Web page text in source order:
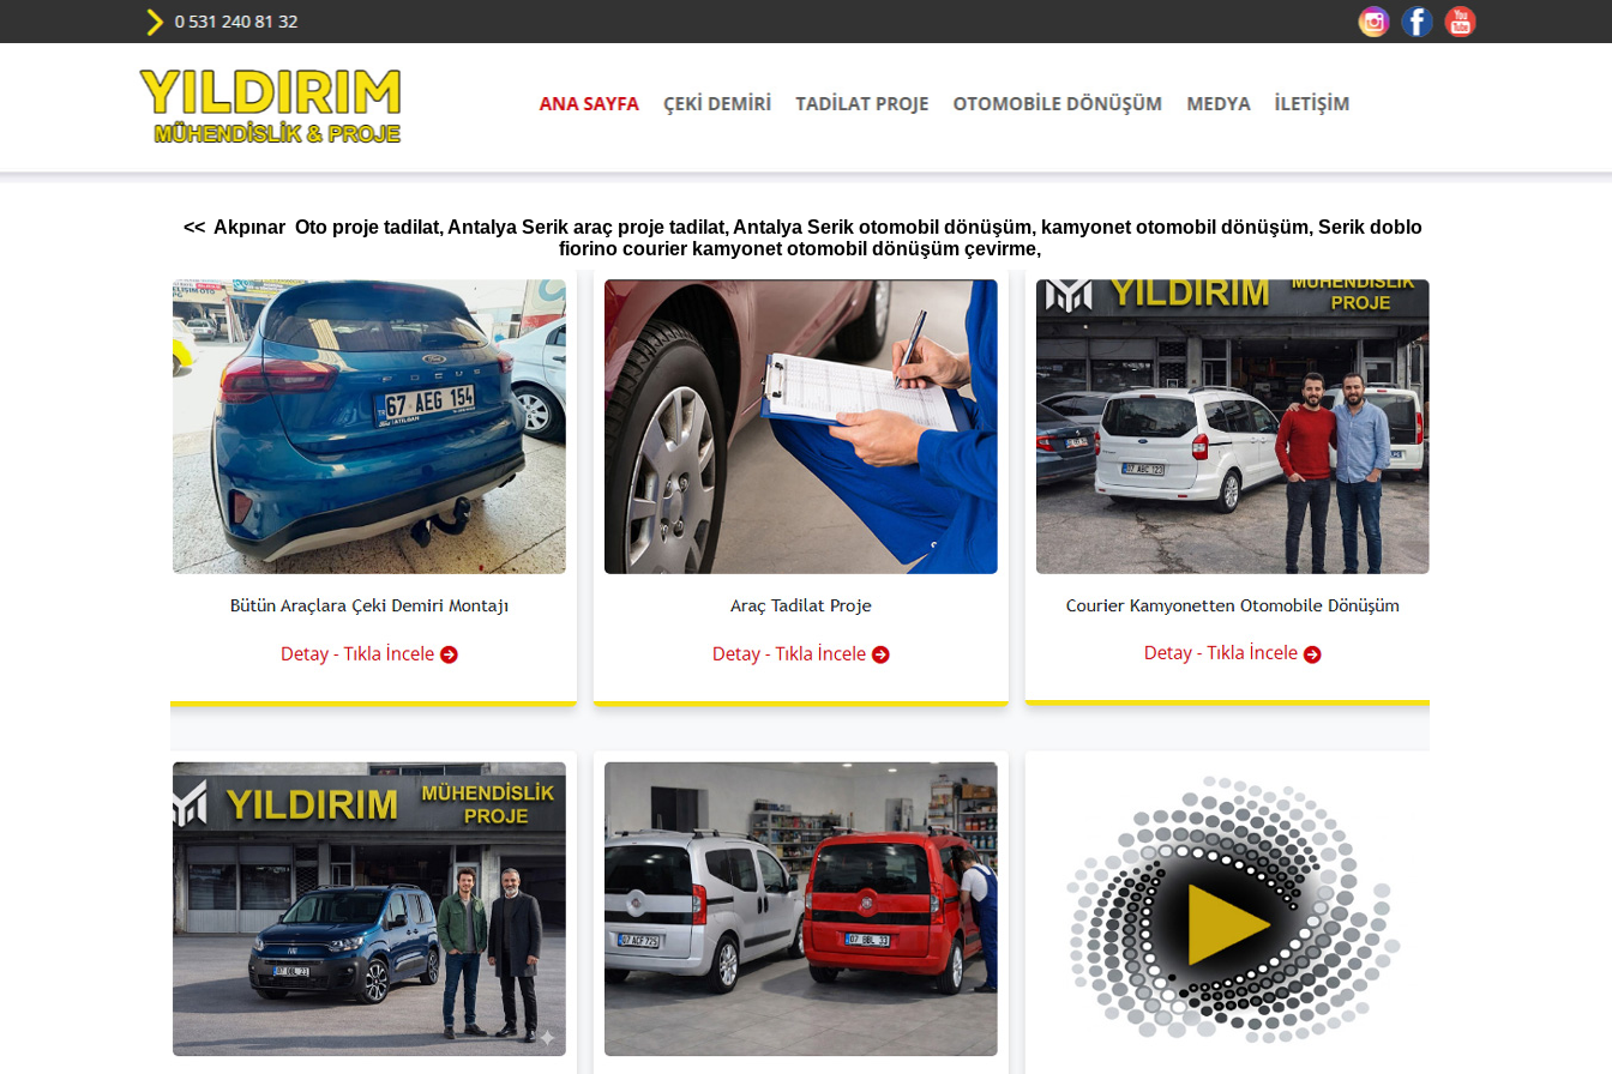
<< Akpınar Oto proje tadilat, Antalya Serik araç proje tadilat, Antalya Serik otomobil dönüşüm, kamyonet otomobil dönüşüm, Serik doblo
fiorino courier kamyonet otomobil dönüşüm çevirme,